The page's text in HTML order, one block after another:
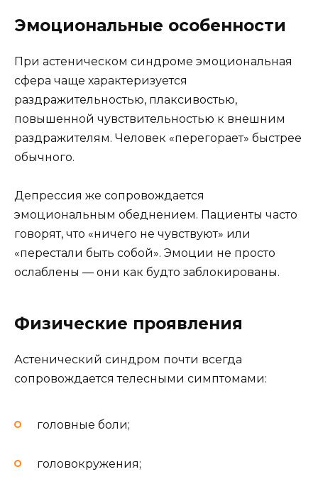
Эмоциональные особенности
При астеническом синдроме эмоциональная
сфера чаще характеризуется
раздражительностью, плаксивостью,
повышенной чувствительностью к внешним
раздражителям. Человек «перегорает» быстрее
обычного.
Депрессия же сопровождается
эмоциональным обеднением. Пациенты часто
говорят, что «ничего не чувствуют» или
«перестали быть собой». Эмоции не просто
ослаблены — они как будто заблокированы.
Физические проявления
Астенический синдром почти всегда
сопровождается телесными симптомами:
головные боли;
головокружения;